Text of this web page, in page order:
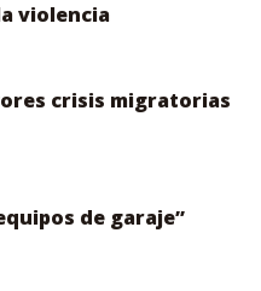
violencia
crisis migratorias
de garaje”